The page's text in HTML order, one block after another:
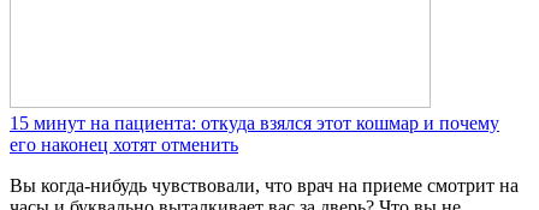
15 минут на пациента: откуда взялся этот кошмар и почему
его наконец хотят отменить
Вы когда-нибудь чувствовали, что врач на приеме смотрит на